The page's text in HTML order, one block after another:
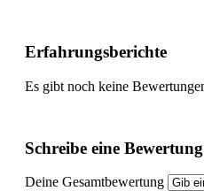
Erfahrungsberichte
Es gibt noch keine
Schreibe eine Bewertung
Deine Gesamtbewertung